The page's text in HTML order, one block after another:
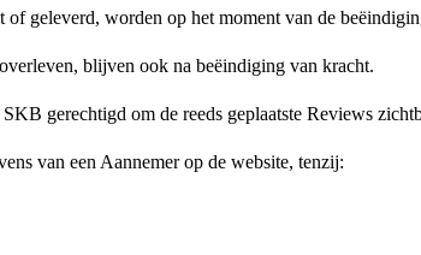
geleverd, worden op het moment van de
blijven ook na beëindiging van kracht.
gerechtigd om de reeds geplaatste Reviews
van een Aannemer op de website, tenzij: